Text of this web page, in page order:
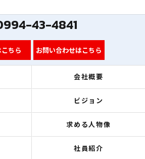
43-4841
ちら お問い合わせはこちら
会社概要
ビジョン
求める人物像
社員紹介